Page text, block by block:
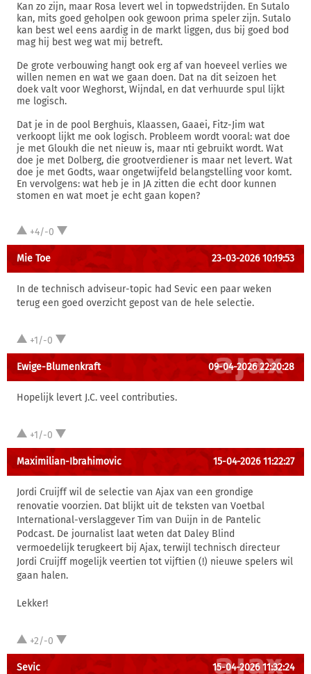
Kan zo zijn, maar Rosa levert wel in topwedstrijden. En Sutalo
kan, mits goed geholpen ook gewoon prima speler zijn. Sutalo
kan best wel eens aardig in de markt liggen, dus bij goed bod
mag hij best weg wat mij betreft.
De grote verbouwing hangt ook erg af van hoeveel verlies we
willen nemen en wat we gaan doen. Dat na dit seizoen het
doek valt voor Weghorst, Wijndal, en dat verhuurde spul lijkt
me logisch.
Dat je in de pool Berghuis, Klaassen, Gaaei, Fitz-Jim wat
verkoopt lijkt me ook logisch. Probleem wordt vooral: wat doe
je met Gloukh die net nieuw is, maar nti gebruikt wordt. Wat
doe je met Dolberg, die grootverdiener is maar net levert. Wat
doe je met Godts, waar ongetwijfeld belangstelling voor komt.
En vervolgens: wat heb je in JA zitten die echt door kunnen
stomen en wat moet je echt gaan kopen?
+4/-0
Mie Toe 23-03-2026 10:19:53
In de technisch adviseur-topic had Sevic een paar weken
terug een goed overzicht gepost van de hele selectie.
+1/-0
Ewige-Blumenkraft 09-04-2026 22:20:28
Hopelijk levert J.C. veel contributies.
+1/-0
Maximilian-Ibrahimovic 15-04-2026 11:22:27
Jordi Cruijff wil de selectie van Ajax van een grondige
renovatie voorzien. Dat blijkt uit de teksten van Voetbal
International-verslaggever Tim van Duijn in de Pantelic
Podcast. De journalist laat weten dat Daley Blind
vermoedelijk terugkeert bij Ajax, terwijl technisch directeur
Jordi Cruijff mogelijk veertien tot vijftien (!) nieuwe spelers wil
gaan halen.
Lekker!
+2/-0
Sevic 15-04-2026 11:32:24